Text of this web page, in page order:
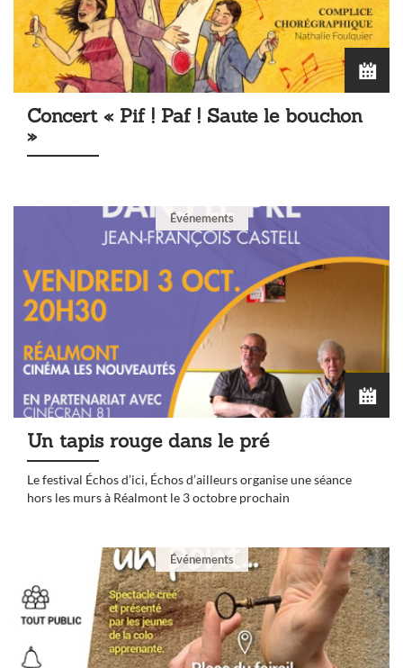
Concert « Pif ! Paf ! Saute le bouchon
»
Événements
Un tapis rouge dans le pré
Le festival Échos d’ici, Échos d’ailleurs organise une séance
hors les murs à Réalmont le 3 octobre prochain
Événements